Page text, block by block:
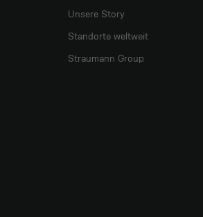
Unsere Story
Standorte weltweit
Straumann Group